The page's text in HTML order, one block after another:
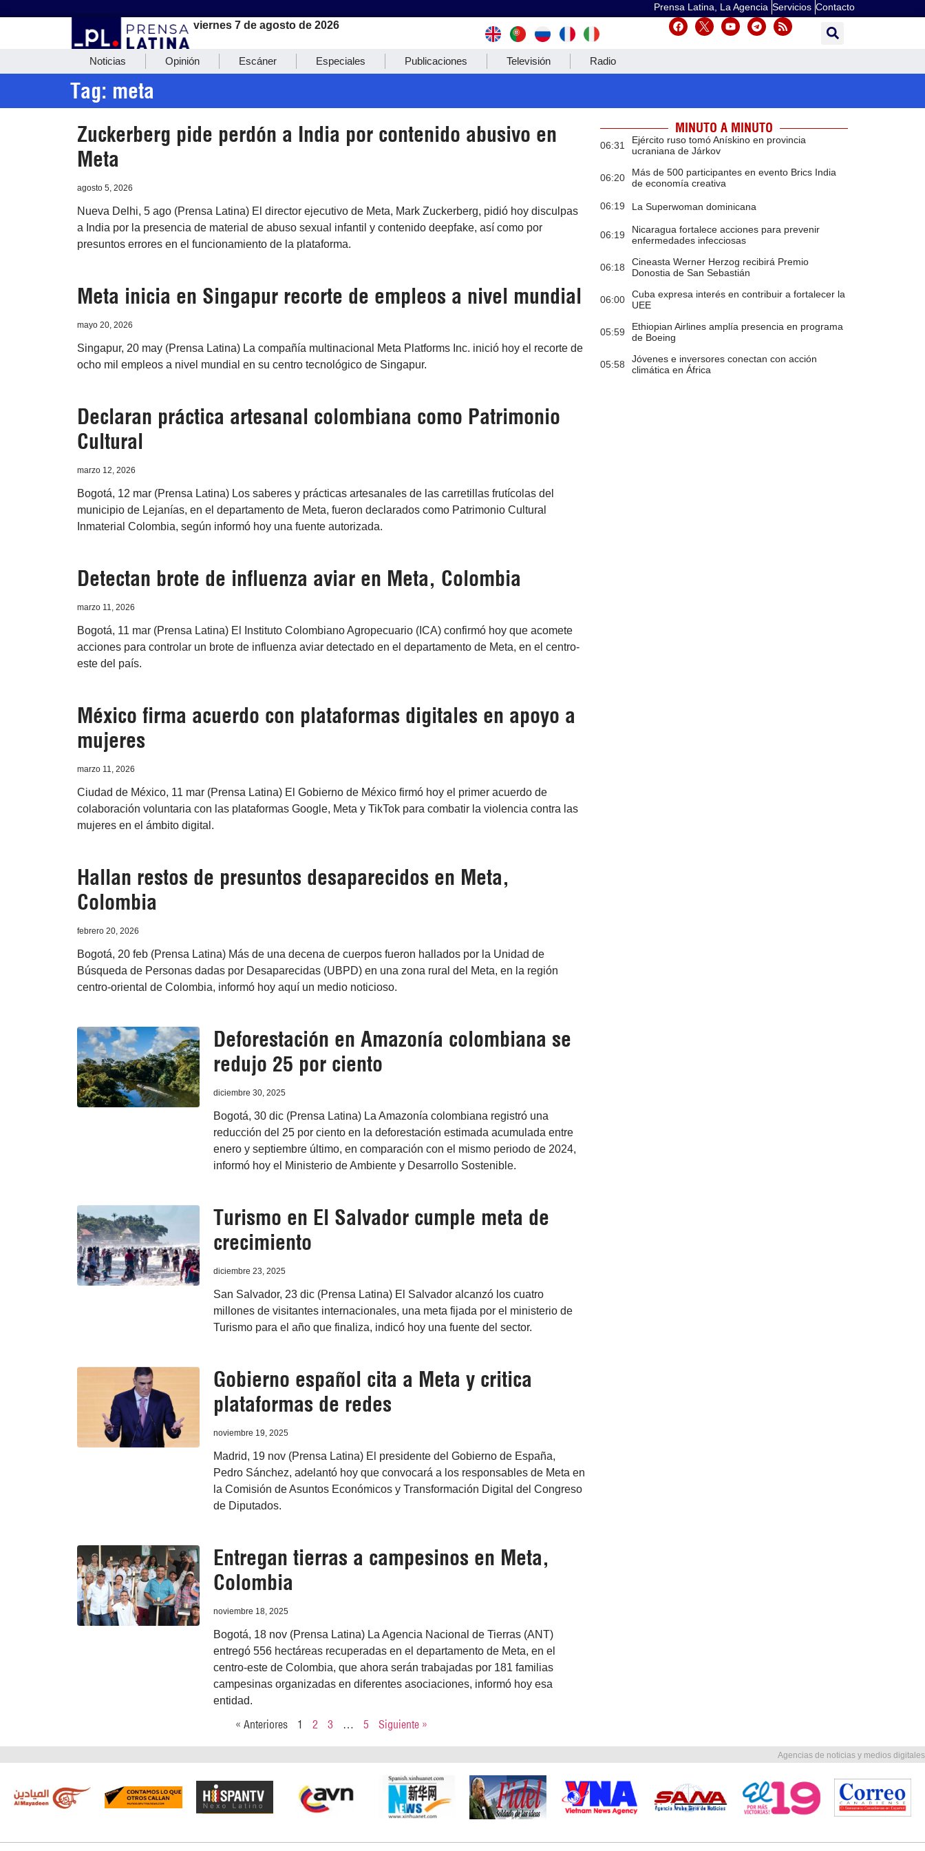
Prensa Latina, La Agencia Servicios Contacto
viernes 7 de agosto de 2026
Noticias Opinión Escáner Especiales Publicaciones Televisión Radio
Tag: meta
Zuckerberg pide perdón a India por contenido abusivo en
Meta
agosto 5, 2026
Nueva Delhi, 5 ago (Prensa Latina) El director ejecutivo de Meta, Mark Zuckerberg, pidió hoy disculpas
a India por la presencia de material de abuso sexual infantil y contenido deepfake, así como por
presuntos errores en el funcionamiento de la plataforma.
Meta inicia en Singapur recorte de empleos a nivel mundial
mayo 20, 2026
Singapur, 20 may (Prensa Latina) La compañía multinacional Meta Platforms Inc. inició hoy el recorte de
ocho mil empleos a nivel mundial en su centro tecnológico de Singapur.
Declaran práctica artesanal colombiana como Patrimonio
Cultural
marzo 12, 2026
Bogotá, 12 mar (Prensa Latina) Los saberes y prácticas artesanales de las carretillas frutícolas del
municipio de Lejanías, en el departamento de Meta, fueron declarados como Patrimonio Cultural
Inmaterial Colombia, según informó hoy una fuente autorizada.
Detectan brote de influenza aviar en Meta, Colombia
marzo 11, 2026
Bogotá, 11 mar (Prensa Latina) El Instituto Colombiano Agropecuario (ICA) confirmó hoy que acomete
acciones para controlar un brote de influenza aviar detectado en el departamento de Meta, en el centro-
este del país.
México firma acuerdo con plataformas digitales en apoyo a
mujeres
marzo 11, 2026
Ciudad de México, 11 mar (Prensa Latina) El Gobierno de México firmó hoy el primer acuerdo de
colaboración voluntaria con las plataformas Google, Meta y TikTok para combatir la violencia contra las
mujeres en el ámbito digital.
Hallan restos de presuntos desaparecidos en Meta,
Colombia
febrero 20, 2026
Bogotá, 20 feb (Prensa Latina) Más de una decena de cuerpos fueron hallados por la Unidad de
Búsqueda de Personas dadas por Desaparecidas (UBPD) en una zona rural del Meta, en la región
centro-oriental de Colombia, informó hoy aquí un medio noticioso.
Deforestación en Amazonía colombiana se
redujo 25 por ciento
diciembre 30, 2025
Bogotá, 30 dic (Prensa Latina) La Amazonía colombiana registró una
reducción del 25 por ciento en la deforestación estimada acumulada entre
enero y septiembre último, en comparación con el mismo periodo de 2024,
informó hoy el Ministerio de Ambiente y Desarrollo Sostenible.
Turismo en El Salvador cumple meta de
crecimiento
diciembre 23, 2025
San Salvador, 23 dic (Prensa Latina) El Salvador alcanzó los cuatro
millones de visitantes internacionales, una meta fijada por el ministerio de
Turismo para el año que finaliza, indicó hoy una fuente del sector.
Gobierno español cita a Meta y critica
plataformas de redes
noviembre 19, 2025
Madrid, 19 nov (Prensa Latina) El presidente del Gobierno de España,
Pedro Sánchez, adelantó hoy que convocará a los responsables de Meta en
la Comisión de Asuntos Económicos y Transformación Digital del Congreso
de Diputados.
Entregan tierras a campesinos en Meta,
Colombia
noviembre 18, 2025
Bogotá, 18 nov (Prensa Latina) La Agencia Nacional de Tierras (ANT)
entregó 556 hectáreas recuperadas en el departamento de Meta, en el
centro-este de Colombia, que ahora serán trabajadas por 181 familias
campesinas organizadas en diferentes asociaciones, informó hoy esa
entidad.
« Anteriores 1 2 3 … 5 Siguiente »
MINUTO A MINUTO
06:31
Ejército ruso tomó Anískino en provincia
ucraniana de Járkov
06:20
Más de 500 participantes en evento Brics India
de economía creativa
06:19 La Superwoman dominicana
06:19
Nicaragua fortalece acciones para prevenir
enfermedades infecciosas
06:18
Cineasta Werner Herzog recibirá Premio
Donostia de San Sebastián
06:00
Cuba expresa interés en contribuir a fortalecer la
UEE
05:59
Ethiopian Airlines amplía presencia en programa
de Boeing
05:58
Jóvenes e inversores conectan con acción
climática en África
Agencias de noticias y medios digitales